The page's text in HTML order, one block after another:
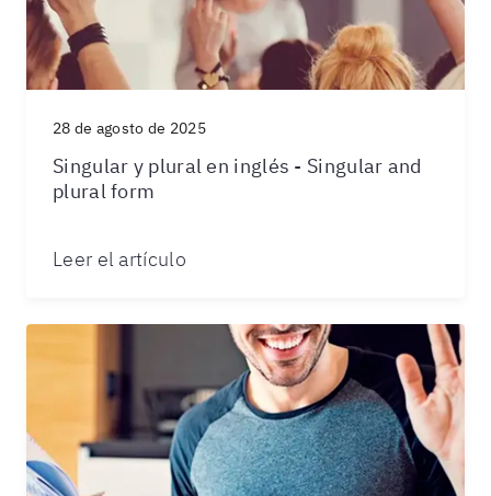
28 de agosto de 2025
Singular y plural en inglés - Singular and
plural form
Leer el artículo